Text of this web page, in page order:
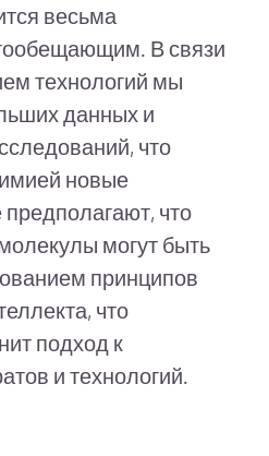
весьма
В связи
технологий мы
данных и
что
новые
что
могут быть
принципов
что
подход к
и технологий.